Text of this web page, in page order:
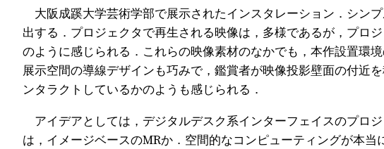
大阪成蹊大学芸術学部で展示されたインスタレーション．シン
出する．プロジェクタで再生される映像は，多様であるが，プロ
のように感じられる．これらの映像素材のなかでも，本作設置環
展示空間の導線デザインも巧みで，鑑賞者が映像投影壁面の付近
ンタラクトしているかのようも感じられる．
アイデアとしては，デジタルデスク系インターフェイスのプロ
は，イメージベースのMRか．空間的なコンピューティングが本